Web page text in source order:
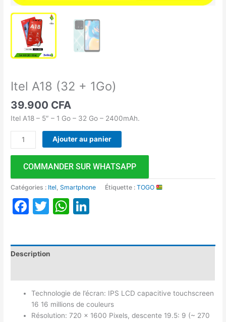
Itel A18 (32 + 1Go)
39.900 CFA
Itel A18 – 5″ – 1 ​​Go – 32 Go – 2400mAh.
Ajouter au panier
COMMANDER SUR WHATSAPP
Catégories : Itel,Smartphone Étiquette :TOGO
Facebook
TwitterWhatsApp
Description
Technologie de l’écran: IPS LCD capacitive touchscreen
16 16 millions de couleurs
Résolution: 720 × 1600 Pixels, descente 19.5: 9 (~ 270